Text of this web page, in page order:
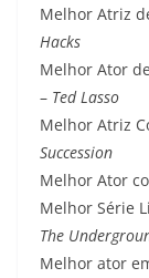
Melhor Atriz
Hacks
Melhor Ator
– Ted Lasso
Melhor Atriz
Succession
Melhor Ator
Melhor Série
The
Melhor ator